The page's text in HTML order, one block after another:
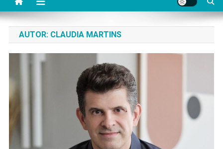
AUTOR: CLAUDIA MARTINS